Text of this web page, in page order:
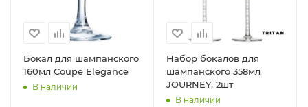
Бокал для шампанского
160мл Coupe Elegance
В наличии
Набор бокалов для
шампанского 358мл
JOURNEY, 2шт
В наличии